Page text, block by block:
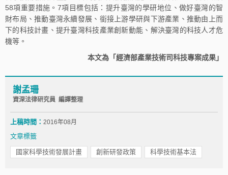
58項重要措施。7項目標包括：提升臺灣的學研地位、做好臺灣的智
財布局、推動臺灣永續發展、銜接上游學研與下游產業、推動由上而
下的科技計畫、提升臺灣科技產業創新動能、解決臺灣的科技人才危
機等。
本文為「經濟部產業技術司科技專案成果」
謝孟珊
資深法律研究員 編譯整理
上稿時間： 2016年08月
文章標籤
國家科學技術發展計畫 創新研發政策 科學技術基本法